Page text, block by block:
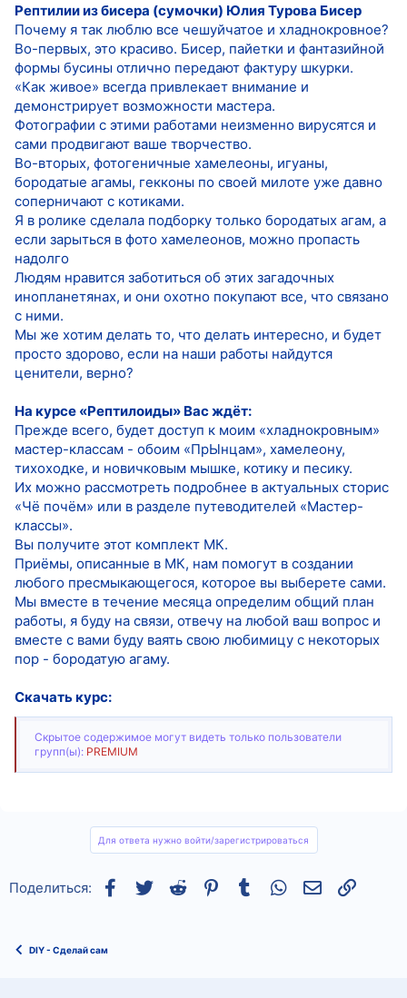
Рептилии из бисера (сумочки) Юлия Турова Бисер
Почему я так люблю все чешуйчатое и хладнокровное?
Во-первых, это красиво. Бисер, пайетки и фантазийной
формы бусины отлично передают фактуру шкурки.
«Как живое» всегда привлекает внимание и
демонстрирует возможности мастера.
Фотографии с этими работами неизменно вирусятся и
сами продвигают ваше творчество.
Во-вторых, фотогеничные хамелеоны, игуаны,
бородатые агамы, гекконы по своей милоте уже давно
соперничают с котиками.
Я в ролике сделала подборку только бородатых агам, а
если зарыться в фото хамелеонов, можно пропасть
надолго
Людям нравится заботиться об этих загадочных
инопланетянах, и они охотно покупают все, что связано
с ними.
Мы же хотим делать то, что делать интересно, и будет
просто здорово, если на наши работы найдутся
ценители, верно?
На курсе «Рептилоиды» Вас ждёт:
Прежде всего, будет доступ к моим «хладнокровным»
мастер-классам - обоим «ПрЫнцам», хамелеону,
тихоходке, и новичковым мышке, котику и песику.
Их можно рассмотреть подробнее в актуальных сторис
«Чё почём» или в разделе путеводителей «Мастер-
классы».
Вы получите этот комплект МК.
Приёмы, описанные в МК, нам помогут в создании
любого пресмыкающегося, которое вы выберете сами.
Мы вместе в течение месяца определим общий план
работы, я буду на связи, отвечу на любой ваш вопрос и
вместе с вами буду ваять свою любимицу с некоторых
пор - бородатую агаму.
Скачать курс:
Скрытое содержимое могут видеть только пользователи
групп(ы): PREMIUM
Для ответа нужно войти/зарегистрироваться
Поделиться: Facebook
TwitterReddit Pinterest
Tumblr WhatsAppСсылка
DIY - Сделай сам